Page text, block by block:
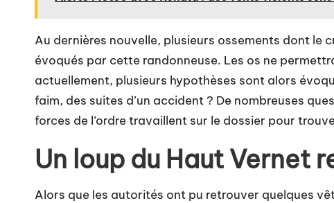
Au dernières nouvelle, plusieurs ossements dont le
évoqués par cette randonneuse. Les os ne
actuellement, plusieurs hypothèses sont alors
faim, des suites d’un accident ? De nombreuses
forces de l’ordre travaillent sur le dossier pour
Un loup du Haut Vernet
Alors que les autorités ont pu retrouver quelques